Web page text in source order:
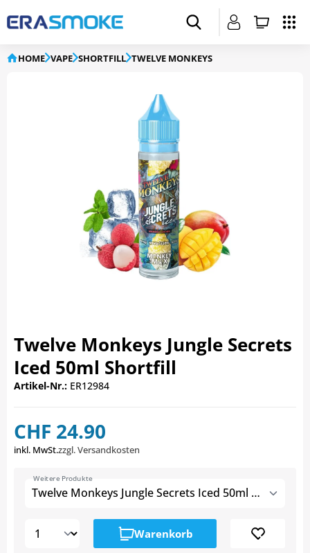
HOME VAPE SHORTFILL TWELVE MONKEYS
Twelve Monkeys Jungle Secrets
Iced 50ml Shortfill
Artikel-Nr.: ER12984
CHF 24.90
inkl. MwSt.zzgl. Versandkosten
Twelve Monkeys Jungle Secrets Iced 50ml Shortfill
Weitere Produkte
Warenkorb